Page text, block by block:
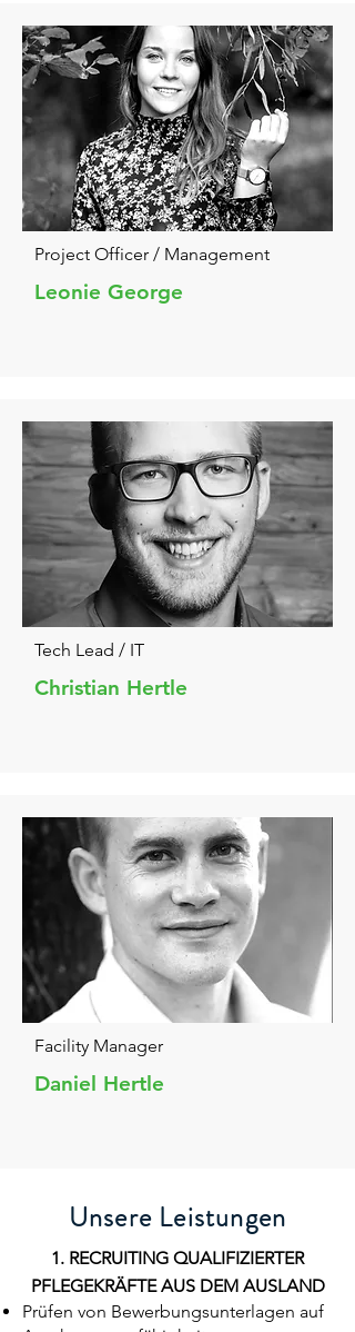
Project Officer / Management
Leonie George
Tech Lead / IT
Christian Hertle
Facility Manager
Daniel Hertle
Unsere Leistungen
1. RECRUITING QUALIFIZIERTER
PFLEGEKRÄFTE AUS DEM AUSLAND
Prüfen von Bewerbungsunterlagen auf